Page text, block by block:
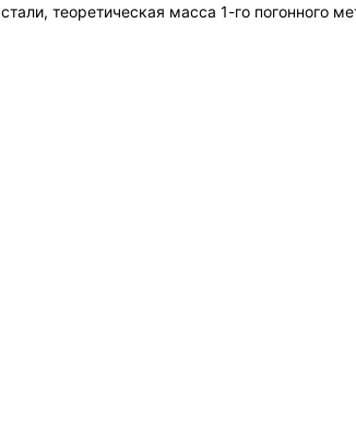
стали, теоретическая масса 1-го погонного